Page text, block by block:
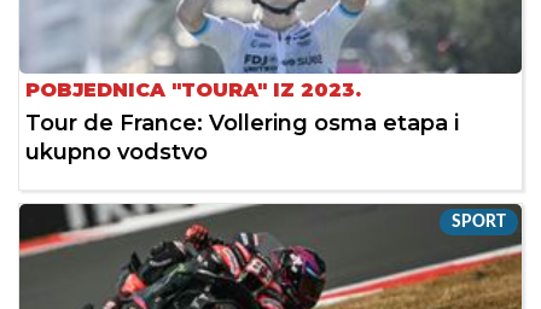
POBJEDNICA "TOURA" IZ 2023.
Tour de France: Vollering osma etapa i
ukupno vodstvo
SPORT